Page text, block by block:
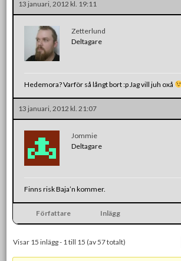
13 januari, 2012 kl. 19:11
Zetterlund
Deltagare
Hedemora? Varför så långt bort :p Jag vill juh oxå
13 januari, 2012 kl. 21:07
Jommie
Deltagare
Finns risk Baja’n kommer.
Författare Inlägg
Visar 15 inlägg - 1 till 15 (av 57 totalt)